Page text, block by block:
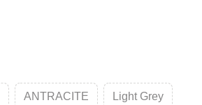
ANTRACITE Light Grey